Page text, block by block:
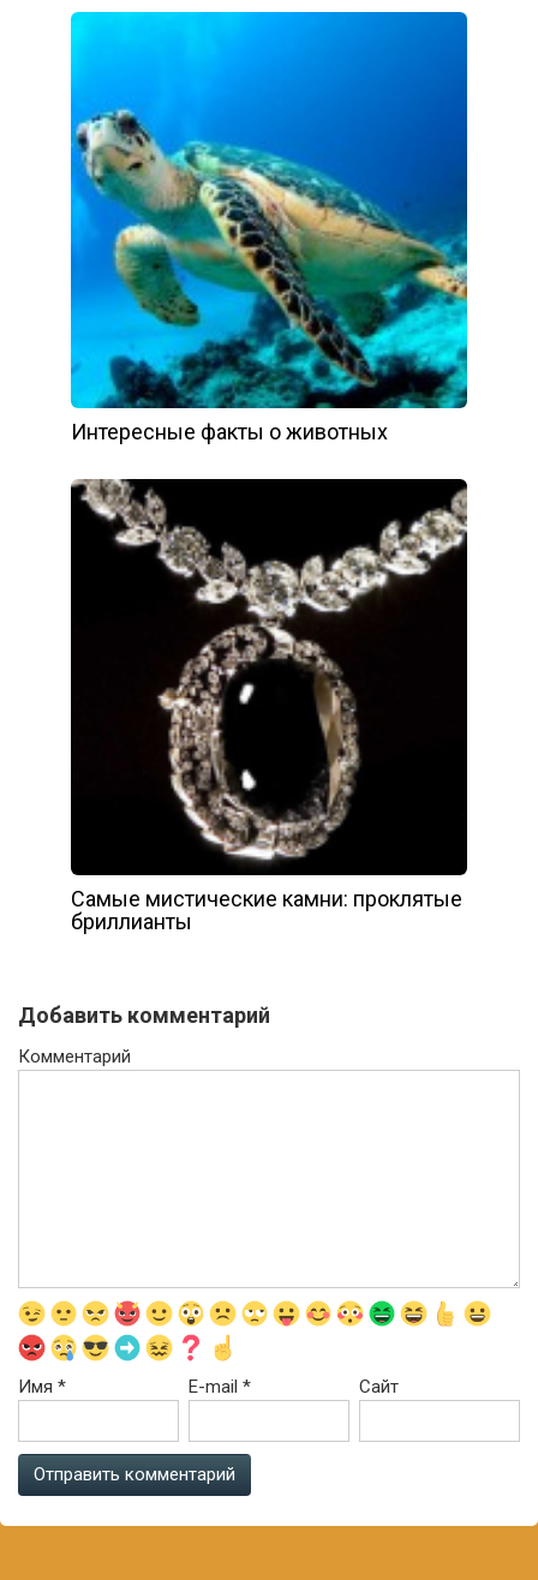
Интересные факты о животных
Самые мистические камни: проклятые
бриллианты
Добавить комментарий
Комментарий
Имя * E-mail* Сайт